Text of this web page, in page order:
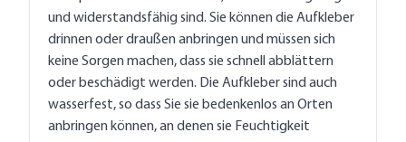
und widerstandsfähig sind. Sie können die Aufkleber
drinnen oder draußen anbringen und müssen sich
keine Sorgen machen, dass sie schnell abblättern
oder beschädigt werden. Die Aufkleber sind auch
wasserfest, so dass Sie sie bedenkenlos an Orten
anbringen können, an denen sie Feuchtigkeit